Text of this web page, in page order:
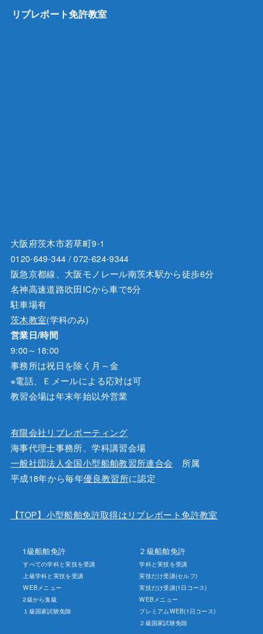
リブレボート免許教室
大阪府茨木市若草町9-1
0120-649-344 / 072-624-9344
阪急京都線、大阪モノレール南茨木駅から徒歩6分
名神高速道路吹田ICから車で5分
駐車場有
茨木教室(学科のみ)
営業日/時間
9:00～18:00
事務所は祝日を除く月～金
※電話、Ｅメールによる応対は可
教習会場は年末年始以外営業
有限会社リブレボーティング
海事代理士事務所、学科講習会場
一般社団法人全国小型船舶教習所連合会 所属
平成18年から毎年優良教習所に認定
【TOP】小型船舶免許取得はリブレボート免許教室
1級船舶免許
すべての学科と実技を受講
上級学科と実技を受講
WEBメニュー
2級から進級
１級国家試験免除
２級船舶免許
学科と実技を受講
実技だけ受講(セルフ)
実技だけ受講(1日コース)
WEBメニュー
プレミアムWEB(1日コース)
２級国家試験免除